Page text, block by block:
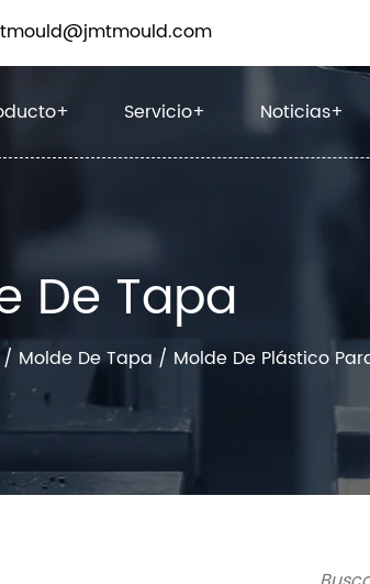
+ Servicio+ Noticias+
De Tapa
Molde De Tapa / Molde De Plástico